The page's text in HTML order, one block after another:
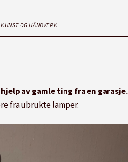
OG HÅNDVERK
av gamle ting fra en garasje.
fra ubrukte lamper.